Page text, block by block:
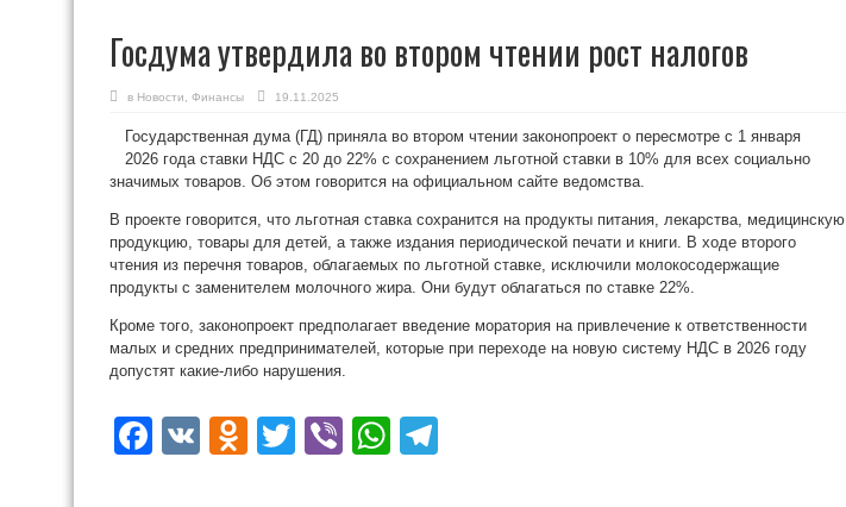
Госдума утвердила во втором чтении рост налогов
в Новости Финансы 19.11.2025
Государственная дума (ГД) приняла во втором чтении законопроект о пересмотре с 1 января
2026 года ставки НДС с 20 до 22% с сохранением льготной ставки в 10% для всех социально
значимых товаров. Об этом говорится на официальном сайте ведомства.
В проекте говорится, что льготная ставка сохранится на продукты питания, лекарства, медицинскую
продукцию, товары для детей, а также издания периодической печати и книги. В ходе второго
чтения из перечня товаров, облагаемых по льготной ставке, исключили молокосодержащие
продукты с заменителем молочного жира. Они будут облагаться по ставке 22%.
Кроме того, законопроект предполагает введение моратория на привлечение к ответственности
малых и средних предпринимателей, которые при переходе на новую систему НДС в 2026 году
допустят какие-либо нарушения.
Facebook
VK Odnoklassniki
Twitter
ViberWhatsApp